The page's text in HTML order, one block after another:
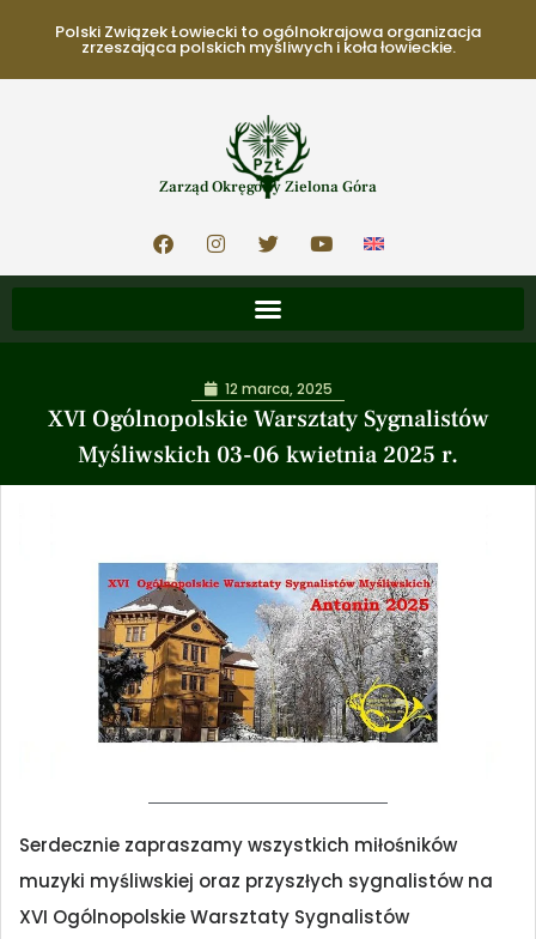
Polski Związek Łowiecki to ogólnokrajowa organizacja
zrzeszająca polskich myśliwych i koła łowieckie.
Zarząd Okręgowy Zielona Góra
XVI Ogólnopolskie Warsztaty Sygnalistów
Myśliwskich 03-06 kwietnia 2025 r.
12 marca, 2025
Serdecznie zapraszamy wszystkich miłośników
muzyki myśliwskiej oraz przyszłych sygnalistów na
XVI Ogólnopolskie Warsztaty Sygnalistów